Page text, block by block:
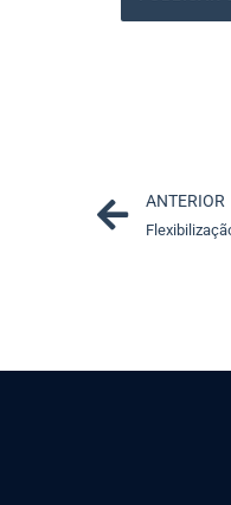
Prev
ANTERIOR